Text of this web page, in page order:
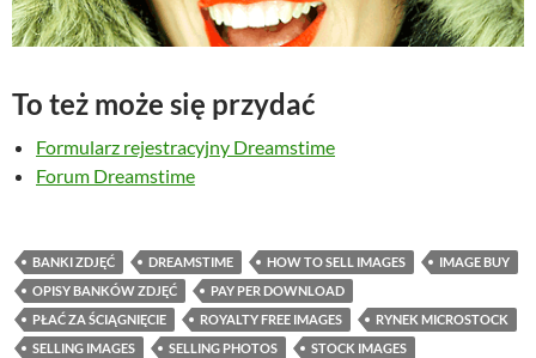
To też może się przydać
Formularz rejestracyjny Dreamstime
Forum Dreamstime
BANKI ZDJĘĆ DREAMSTIME HOW TO SELL IMAGES
IMAGE BUY
OPISY BANKÓW ZDJĘĆ
PAY PER DOWNLOAD
PŁAĆ ZA ŚCIĄGNIĘCIE
ROYALTY FREE IMAGES
RYNEK MICROSTOCK
SELLING IMAGES
SELLING PHOTOS
STOCK IMAGES